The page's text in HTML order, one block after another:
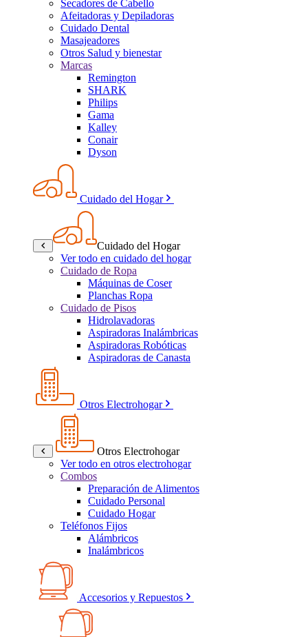
Secadores de Cabello
Afeitadoras y Depiladoras
Cuidado Dental
Masajeadores
Otros Salud y bienestar
Marcas
Remington
SHARK
Philips
Gama
Kalley
Conair
Dyson
Cuidado del Hogar
Cuidado del Hogar
Ver todo en cuidado del hogar
Cuidado de Ropa
Máquinas de Coser
Planchas Ropa
Cuidado de Pisos
Hidrolavadoras
Aspiradoras Inalámbricas
Aspiradoras Robóticas
Aspiradoras de Canasta
Otros Electrohogar
Otros Electrohogar
Ver todo en otros electrohogar
Combos
Preparación de Alimentos
Cuidado Personal
Cuidado Hogar
Teléfonos Fijos
Alámbricos
Inalámbricos
Accesorios y Repuestos